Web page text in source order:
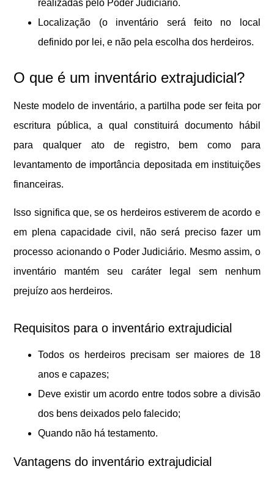
realizadas pelo Poder Judiciário.
Localização (o inventário será feito no local
definido por lei, e não pela escolha dos herdeiros.
O que é um inventário extrajudicial?
Neste modelo de inventário, a partilha pode ser feita por
escritura pública, a qual constituirá documento hábil
para qualquer ato de registro, bem como para
levantamento de importância depositada em instituições
financeiras.
Isso significa que, se os herdeiros estiverem de acordo e
em plena capacidade civil, não será preciso fazer um
processo acionando o Poder Judiciário. Mesmo assim, o
inventário mantém seu caráter legal sem nenhum
prejuízo aos herdeiros.
Requisitos para o inventário extrajudicial
Todos os herdeiros precisam ser maiores de 18
anos e capazes;
Deve existir um acordo entre todos sobre a divisão
dos bens deixados pelo falecido;
Quando não há testamento.
Vantagens do inventário extrajudicial